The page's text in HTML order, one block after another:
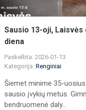
Sausio 13-oji, Laisvės
diena
Paskelbta: 2026-01-13
Kategorija:Renginiai
Šiemet minime 35-
sausio įvykių metus.
bendruomenė daly...